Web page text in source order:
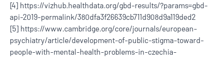
[4] https://vizhub.healthdata.org/gbd-results/?params=gbd-
api-2019-permalink/380dfa3f26639cb711d908d9a119ded2
[5] https://www.cambridge.org/core/journals/european-
psychiatry/article/development-of-public-stigma-toward-
people-with-mental-health-problems-in-czechia-